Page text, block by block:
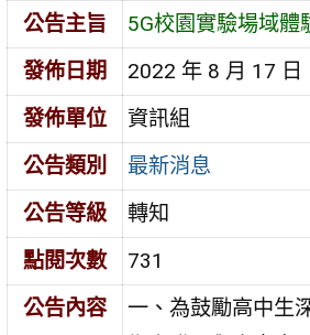
公告主旨
5G校園實驗場域體
發佈日期
2022 年 8 月 17 日
發佈單位
資訊組
公告類別
最新消息
公告等級
轉知
點閱次數
731
公告內容
一、為鼓勵高中生